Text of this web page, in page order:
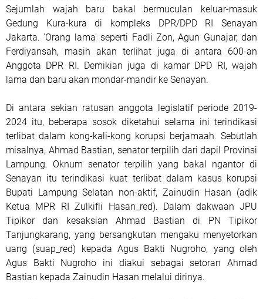
Sejumlah wajah baru bakal bermuculan keluar-masuk
Gedung Kura-kura di kompleks DPR/DPD RI Senayan
Jakarta. 'Orang lama' seperti Fadli Zon, Agun Gunajar, dan
Ferdiyansah, masih akan terlihat juga di antara 600-an
Anggota DPR RI. Demikian juga di kamar DPD RI, wajah
lama dan baru akan mondar-mandir ke Senayan.
Di antara sekian ratusan anggota legislatif periode 2019-
2024 itu, beberapa sosok diketahui selama ini terindikasi
terlibat dalam kong-kali-kong korupsi berjamaah. Sebutlah
misalnya, Ahmad Bastian, senator terpilih dari dapil Provinsi
Lampung. Oknum senator terpilih yang bakal ngantor di
Senayan itu terindikasi kuat terlibat dalam kasus korupsi
Bupati Lampung Selatan non-aktif, Zainudin Hasan (adik
Ketua MPR RI Zulkifli Hasan_red). Dalam dakwaan JPU
Tipikor dan kesaksian Ahmad Bastian di PN Tipikor
Tanjungkarang, yang bersangkutan mengaku menyetorkan
uang (suap_red) kepada Agus Bakti Nugroho, yang oleh
Agus Bakti Nugroho ini diakui sebagai setoran Ahmad
Bastian kepada Zainudin Hasan melalui dirinya.